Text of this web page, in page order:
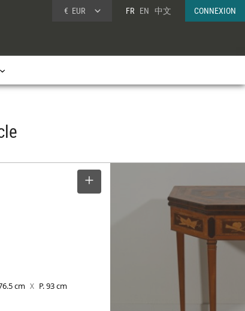
€ EUR FR EN 中文 CONNEXION
cm X P. 93 cm